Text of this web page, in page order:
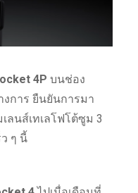
4P บนช่อง
งการ ยืนยันการมา
ลนส์เทเลโฟโต้ซูม 3
ๆ นี้